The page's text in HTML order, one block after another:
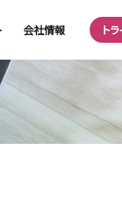
会社情報 ト